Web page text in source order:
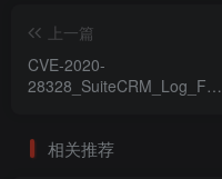
上一篇
CVE-2020-
28328_SuiteCRM_Log_File_
相关推荐